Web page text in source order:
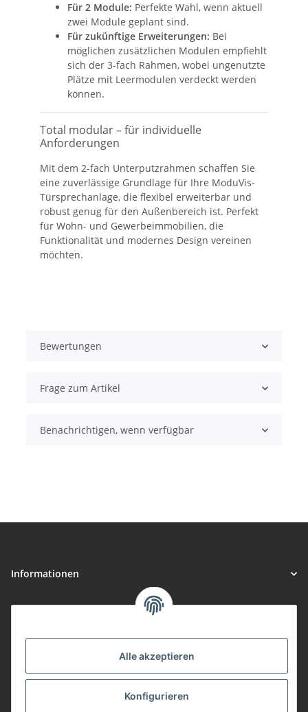
Alle akzeptieren
Konfigurieren
Für 2 Module: Perfekte Wahl, wenn aktuell
zwei Module geplant sind.
Für zukünftige Erweiterungen: Bei
möglichen zusätzlichen Modulen empfiehlt
sich der 3-fach Rahmen, wobei ungenutzte
Plätze mit Leermodulen verdeckt werden
können.
Total modular – für individuelle
Anforderungen
Mit dem 2-fach Unterputzrahmen schaffen Sie
eine zuverlässige Grundlage für Ihre ModuVis-
Türsprechanlage, die flexibel erweiterbar und
robust genug für den Außenbereich ist. Perfekt
für Wohn- und Gewerbeimmobilien, die
Funktionalität und modernes Design vereinen
möchten.
Bewertungen
Frage zum Artikel
Benachrichtigen, wenn verfügbar
Informationen
Gute Preis/Leistung